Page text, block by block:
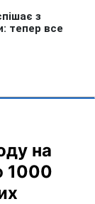
на
1000